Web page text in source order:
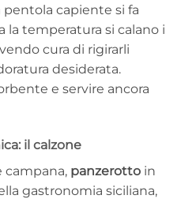
capiente si fa
la temperatura si calano i
cura di rigirarli
desiderata.
e servire ancora
il calzone
campana, panzerotto in
gastronomia siciliana,